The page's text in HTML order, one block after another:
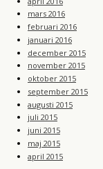
mars 2016
februari 2016
januari 2016
december 2015
november 2015
oktober 2015
september 2015
augusti 2015
juli 2015
juni 2015
maj 2015
april 2015